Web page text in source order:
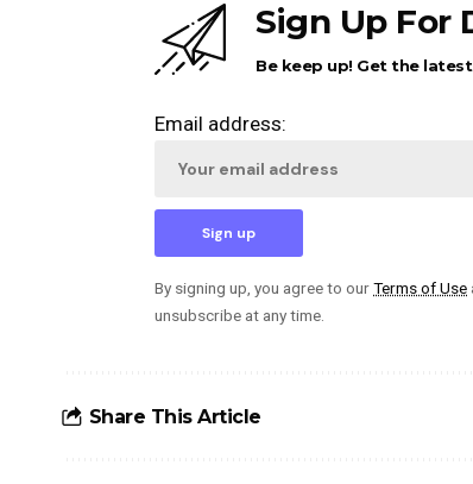
Sign Up For
Be keep up! Get the
Email address:
By signing up, you agree to ourTerms of Use
unsubscribe at any time.
Share This Article